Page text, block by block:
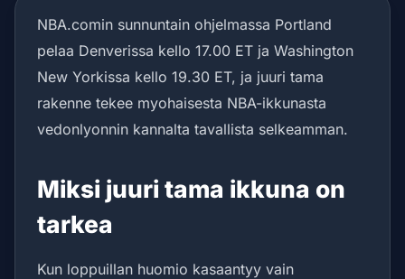
NBA.comin sunnuntain ohjelmassa Portland
pelaa Denverissa kello 17.00 ET ja Washington
New Yorkissa kello 19.30 ET, ja juuri tama
rakenne tekee myohaisesta NBA-ikkunasta
vedonlyonnin kannalta tavallista selkeamman.
Miksi juuri tama ikkuna on
tarkea
Kun loppuillan huomio kasaantyy vain